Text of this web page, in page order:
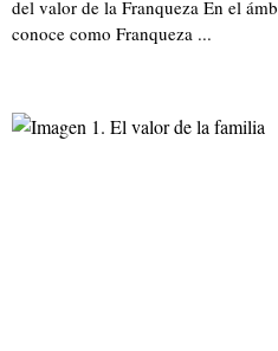
del valor de la Franqueza En el
conoce como Franqueza ...